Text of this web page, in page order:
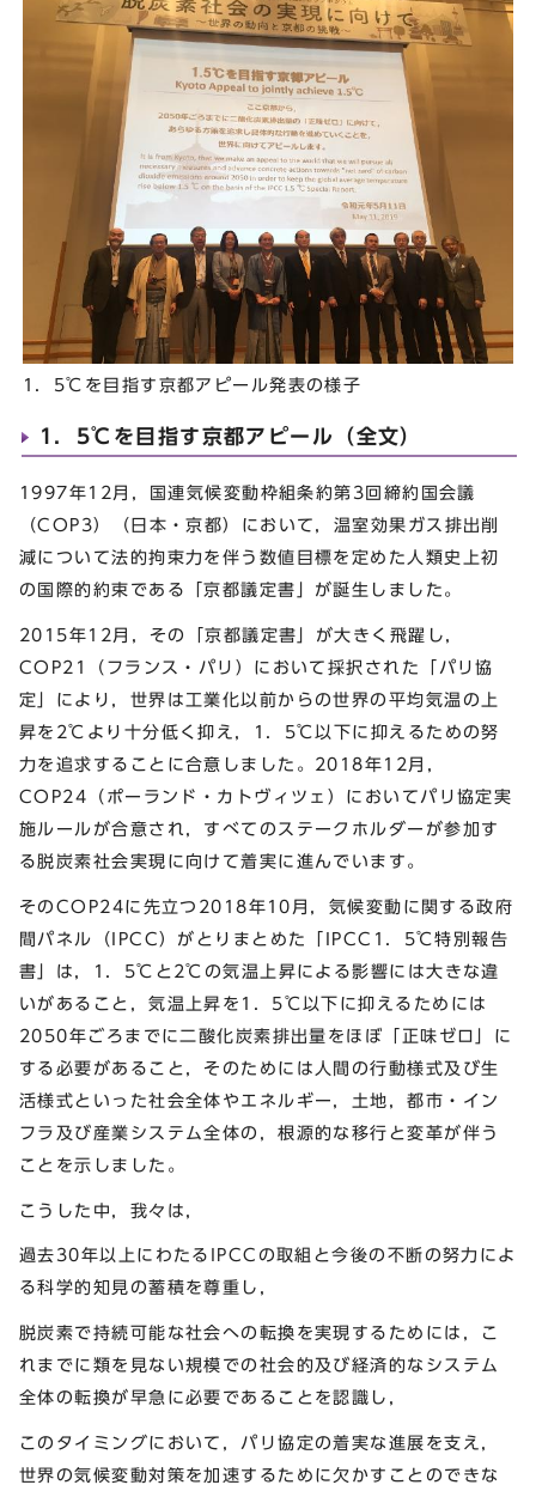
1．5℃を目指す京都アピール発表の様子
1．5℃を目指す京都アピール（全文）
1997年12月，国連気候変動枠組条約第3回締約国会議
（COP3）（日本・京都）において，温室効果ガス排出削
減について法的拘束力を伴う数値目標を定めた人類史上初
の国際的約束である「京都議定書」が誕生しました。
2015年12月，その「京都議定書」が大きく飛躍し，
COP21（フランス・パリ）において採択された「パリ協
定」により，世界は工業化以前からの世界の平均気温の上
昇を2℃より十分低く抑え，1．5℃以下に抑えるための努
力を追求することに合意しました。2018年12月，
COP24（ポーランド・カトヴィツェ）においてパリ協定実
施ルールが合意され，すべてのステークホルダーが参加す
る脱炭素社会実現に向けて着実に進んでいます。
そのCOP24に先立つ2018年10月，気候変動に関する政府
間パネル（IPCC）がとりまとめた「IPCC1．5℃特別報告
書」は，1．5℃と2℃の気温上昇による影響には大きな違
いがあること，気温上昇を1．5℃以下に抑えるためには
2050年ごろまでに二酸化炭素排出量をほぼ「正味ゼロ」に
する必要があること，そのためには人間の行動様式及び生
活様式といった社会全体やエネルギー，土地，都市・イン
フラ及び産業システム全体の，根源的な移行と変革が伴う
ことを示しました。
こうした中，我々は，
過去30年以上にわたるIPCCの取組と今後の不断の努力によ
る科学的知見の蓄積を尊重し，
脱炭素で持続可能な社会への転換を実現するためには，こ
れまでに類を見ない規模での社会的及び経済的なシステム
全体の転換が早急に必要であることを認識し，
このタイミングにおいて，パリ協定の着実な進展を支え，
世界の気候変動対策を加速するために欠かすことのできな